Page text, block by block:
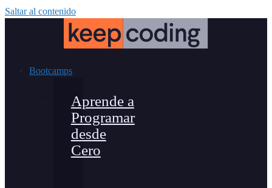
Saltar al contenido
Bootcamps
Aprende a
Programar
desde
Cero